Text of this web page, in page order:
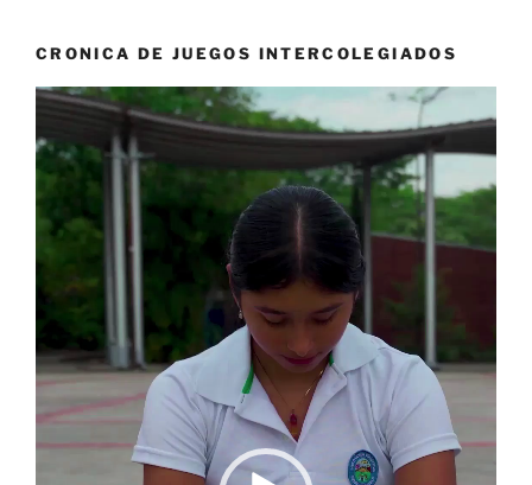
CRONICA DE JUEGOS INTERCOLEGIADOS
Reproductor
vídeo